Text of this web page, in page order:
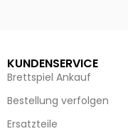
KUNDENSERVICE
Brettspiel Ankauf
Bestellung verfolgen
Ersatzteile